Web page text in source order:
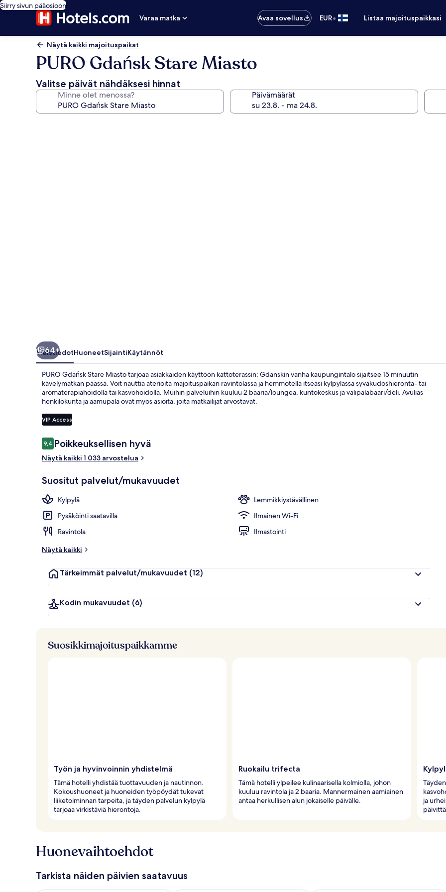
Siirry sivun pääosioon
Varaa matka
Avaa sovellus EUR• Listaa majoituspaikkasi
Näytä kaikki majoituspaikat
PURO Gdańsk Stare Miasto
Valitse päivät nähdäksesi hinnat
Minne olet menossa? Päivämäärät
64+
YleistiedotHuoneetSijaintiKäytännöt
PURO Gdańsk Stare Miasto tarjoaa asiakkaiden käyttöön kattoterassin; Gdanskin vanha kaupungintalo sijaitsee 15 minuutin
kävelymatkan päässä. Voit nauttia aterioita majoituspaikan ravintolassa ja hemmotella itseäsi kylpylässä syväkudoshieronta- tai
aromaterapiahoidolla tai kasvohoidolla. Muihin palveluihin kuuluu 2 baaria/loungea, kuntokeskus ja välipalabaari/deli. Avulias
henkilökunta ja aamupala ovat myös asioita, joita matkailijat arvostavat.
VIP Access
Arvostelut
9,49,4 kautta 10.
Poikkeuksellisen hyvä
Näytä kaikki 1 033 arvostelua
Suositut palvelut/mukavuudet
Kylpylä
Lemmikkiystävällinen
Pysäköinti saatavilla
Ilmainen Wi-Fi
Ravintola
Ilmastointi
Näytä kaikki
Tärkeimmät palvelut/mukavuudet (12)
Kodin mukavuudet (6)
Suosikkimajoituspaikkamme
Työn ja hyvinvoinnin yhdistelmä
Tämä hotelli yhdistää tuottavuuden ja nautinnon.
Kokoushuoneet ja huoneiden työpöydät tukevat
liiketoiminnan tarpeita, ja täyden palvelun kylpylä
tarjoaa virkistäviä hierontoja.
Ruokailu trifecta
Tämä hotelli ylpeilee kulinaarisella kolmiolla, johon
kuuluu ravintola ja 2 baaria. Mannermainen aamiainen
antaa herkullisen alun jokaiselle päivälle.
ja
Huonevaihtoehdot
Tarkista näiden päivien saatavuus